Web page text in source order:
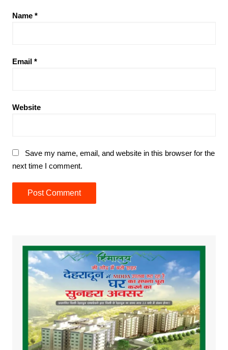
Name *
Email *
Website
Save my name, email, and website in this browser for the
next time I comment.